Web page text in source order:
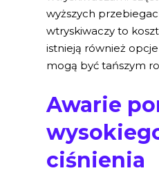
wyższych
wtryskiwaczy to
istnieją również
mogą być tańszym
Awarie
ciśnienia